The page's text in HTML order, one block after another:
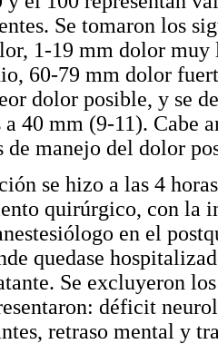
Se tomaron los
1-19 mm dolor
60-79 mm dolor
dolor posible, y se
a 40 mm (9-11). Cabe
de manejo del dolor
se hizo a las 4
quirúrgico, con la
en el
quedase
Se excluyeron
déficit
retraso mental y